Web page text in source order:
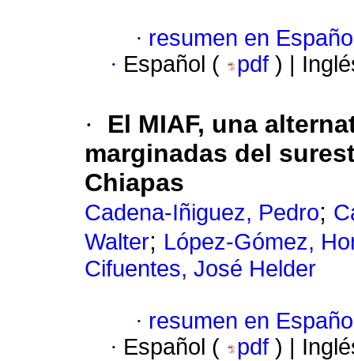
· resumen en
· Español ( pdf ) |
·
El MIAF, una
marginadas del
Chiapas
Cadena-Iñiguez, Pedro;
Walter; López-Gómez,
Cifuentes, José Helder
· resumen en
· Español ( pdf ) |